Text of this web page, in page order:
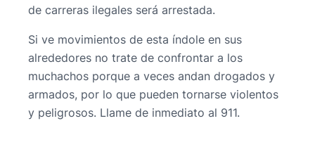
de carreras ilegales será arrestada.
Si ve movimientos de esta índole en sus
alrededores no trate de confrontar a los
muchachos porque a veces andan drogados y
armados, por lo que pueden tornarse violentos
y peligrosos. Llame de inmediato al 911.